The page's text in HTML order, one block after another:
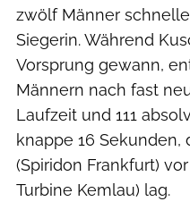
zwölf Männer
Siegerin. Während
Vorsprung gewann,
Männern nach fast
Laufzeit und 111
knappe 16 Sekunden,
(Spiridon Frankfurt)
Turbine Kemlau) lag.